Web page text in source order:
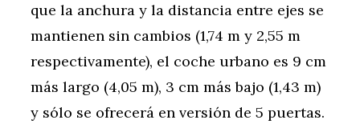
que la anchura y la distancia entre ejes se
mantienen sin cambios (1,74 m y 2,55 m
respectivamente), el coche urbano es 9 cm
más largo (4,05 m), 3 cm más bajo (1,43 m)
y sólo se ofrecerá en versión de 5 puertas.